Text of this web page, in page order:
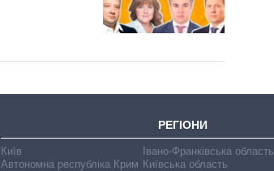
РЕГІОНИ
Київ
Автономна республіка Крим
Івано-Франківська область
Київська область